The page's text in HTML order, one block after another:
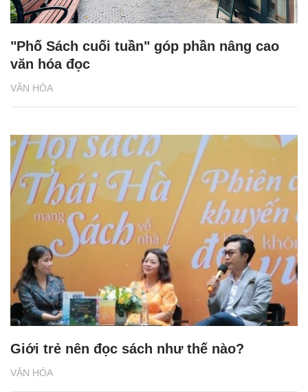
VĂN HÓA
"Phố Sách cuối tuần" góp phần nâng cao
văn hóa đọc
VĂN HÓA
Giới trẻ nên đọc sách như thế nào?